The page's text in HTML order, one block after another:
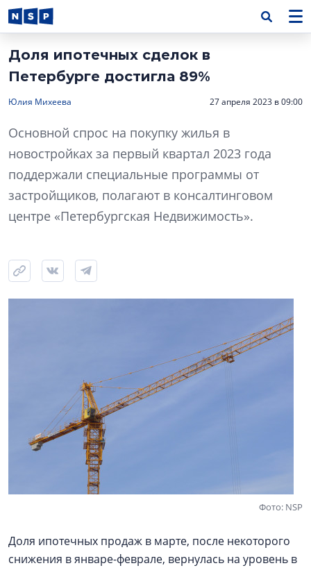
Доля ипотечных сделок в
Петербурге достигла 89%
Юлия Михеева 27 апреля 2023 в 09:00
Основной спрос на покупку жилья в
новостройках за первый квартал 2023 года
поддержали специальные программы от
застройщиков, полагают в консалтинговом
центре «Петербургская Недвижимость».
Фото: NSP
Доля ипотечных продаж в марте, после некоторого
снижения в январе-феврале, вернулась на уровень в